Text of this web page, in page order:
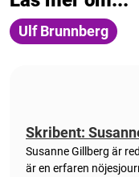
Ulf Brunnberg
Skribent:
Susanne Gillberg är
är en erfaren